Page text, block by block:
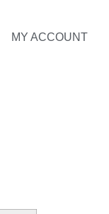
MY ACCOUNT